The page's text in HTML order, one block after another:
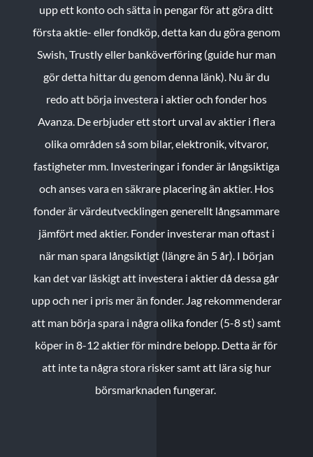
upp ett konto och sätta in pengar för att göra ditt
första aktie- eller fondköp, detta kan du göra genom
Swish, Trustly eller banköverföring (guide hur man
gör detta hittar du genom denna länk). Nu är du
redo att börja investera i aktier och fonder hos
Avanza. De erbjuder ett stort urval av aktier i flera
olika områden så som bilar, elektronik, vitvaror,
fastigheter mm. Investeringar i fonder är långsiktiga
och anses vara en säkrare placering än aktier. Hos
fonder är värdeutvecklingen generellt långsammare
jämfört med aktier. Fonder investerar man oftast i
när man spara långsiktigt (längre än 5 år). I början
kan det var läskigt att investera i aktier då dessa går
upp och ner i pris mer än fonder. Jag rekommenderar
att man börja spara i några olika fonder (5-8 st) samt
köper in 8-12 aktier för mindre belopp. Detta är för
att inte ta några stora risker samt att lära sig hur
börsmarknaden fungerar.